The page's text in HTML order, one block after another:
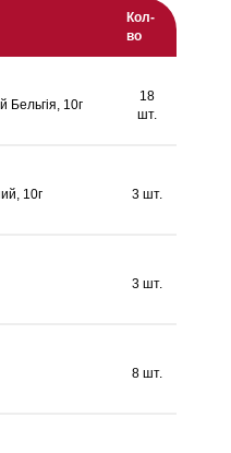
Кол-
во
10г
18
шт.
10г 3 шт.
3 шт.
8 шт.